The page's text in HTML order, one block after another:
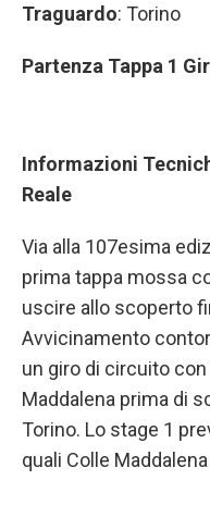
Traguardo: Torino
Partenza Tappa 1
Informazioni
Reale
Via alla 107esima
prima tappa mossa
uscire allo scoperto
Avvicinamento
un giro di circuito con
Maddalena prima di
Torino. Lo stage 1
quali Colle